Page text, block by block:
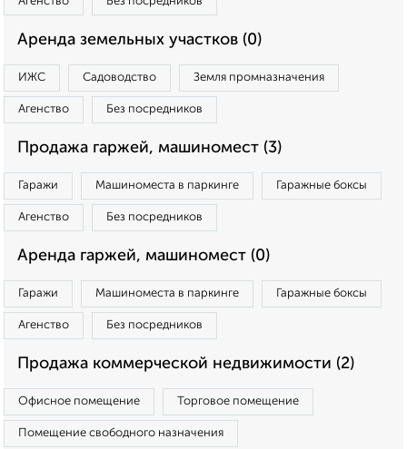
Аренда земельных участков (0)
ИЖС Садоводство Земля промназначения
Агенство Без посредников
Продажа гаржей, машиномест (3)
Гаражи Машиноместа в паркинге Гаражные боксы
Агенство Без посредников
Аренда гаржей, машиномест (0)
Гаражи Машиноместа в паркинге Гаражные боксы
Агенство Без посредников
Продажа коммерческой недвижимости (2)
Офисное помещение Торговое помещение
Помещение свободного назначения